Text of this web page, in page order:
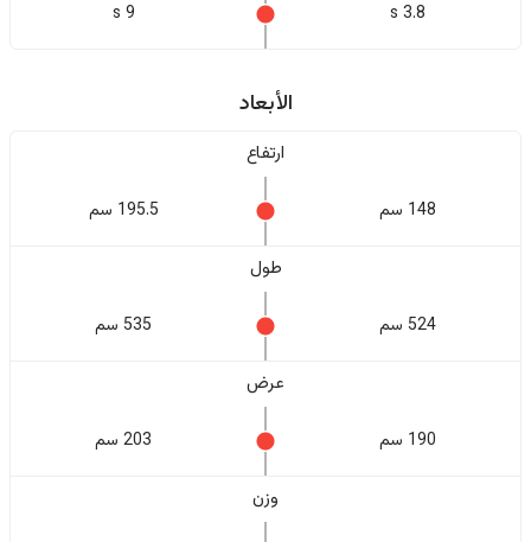
3.8 s
9 s
الأبعاد
ارتفاع
148 سم 195.5 سم
طول
524 سم 535 سم
عرض
190 سم 203 سم
وزن